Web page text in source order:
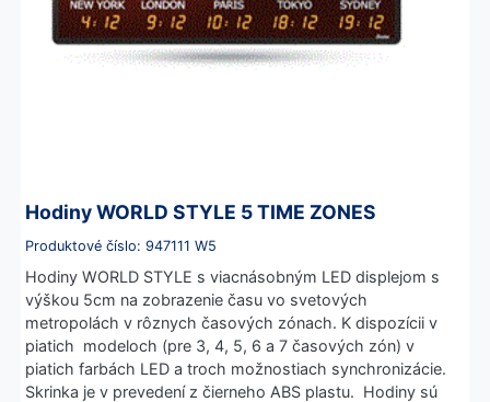
Hodiny WORLD STYLE 5 TIME ZONES
Produktové číslo: 947111 W5
Hodiny WORLD STYLE s viacnásobným LED displejom s
výškou 5cm na zobrazenie času vo svetových
metropolách v rôznych časových zónach. K dispozícii v
piatich modeloch (pre 3, 4, 5, 6 a 7 časových zón) v
piatich farbách LED a troch možnostiach synchronizácie.
Skrinka je v prevedení z čierneho ABS plastu. Hodiny sú